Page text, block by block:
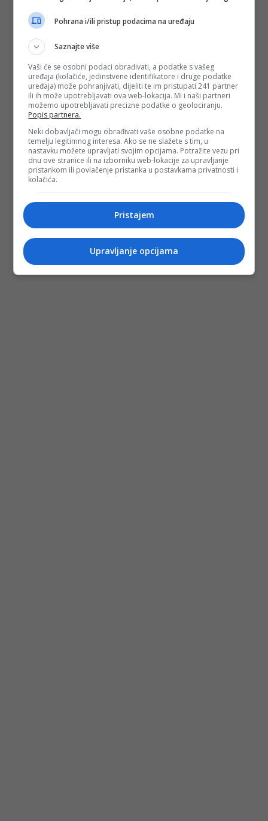
Pohrana i/ili pristup podacima na uređaju
Saznajte više
Vaši će se osobni podaci obrađivati, a podatke s vašeg
uređaja (kolačiće, jedinstvene identifikatore i druge podatke
uređaja) može pohranjivati, dijeliti te im pristupati 241 partner
ili ih može upotrebljavati ova web-lokacija. Mi i naši partneri
možemo upotrebljavati precizne podatke o geolociranju.
Popis partnera.
Neki dobavljači mogu obrađivati vaše osobne podatke na
temelju legitimnog interesa. Ako se ne slažete s tim, u
nastavku možete upravljati svojim opcijama. Potražite vezu pri
dnu ove stranice ili na izborniku web-lokacije za upravljanje
pristankom ili povlačenje pristanka u postavkama privatnosti i
kolačića.
Pristajem
Upravljanje opcijama